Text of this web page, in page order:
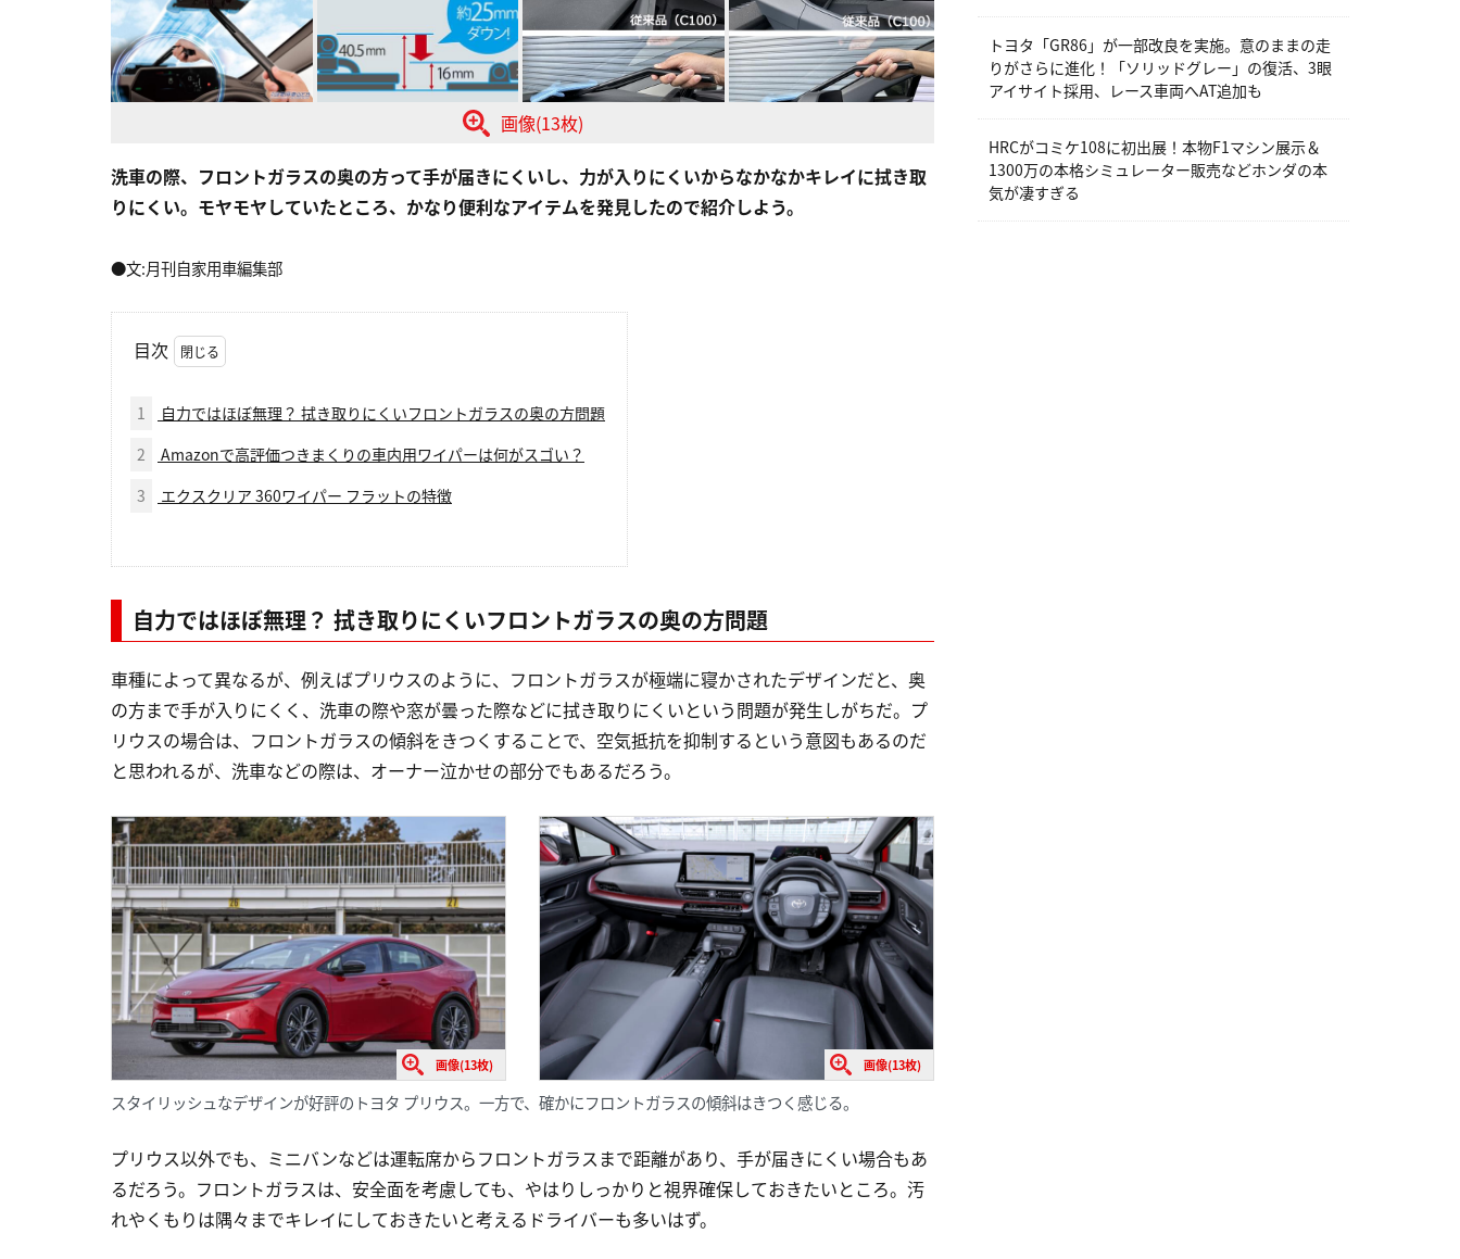
画像(13枚)
洗車の際、フロントガラスの奥の方って手が届きにくいし、力が入りにくいからなかなかキレイに拭き取
りにくい。モヤモヤしていたところ、かなり便利なアイテムを発見したので紹介しよう。
●文:月刊自家用車編集部
目次
1
自力ではほぼ無理？ 拭き取りにくいフロントガラスの奥の方問題
2
Amazonで高評価つきまくりの車内用ワイパーは何がスゴい？
3
エクスクリア 360ワイパー フラットの特徴
自力ではほぼ無理？ 拭き取りにくいフロントガラスの奥の方問題
車種によって異なるが、例えばプリウスのように、フロントガラスが極端に寝かされたデザインだと、奥
の方まで手が入りにくく、洗車の際や窓が曇った際などに拭き取りにくいという問題が発生しがちだ。プ
リウスの場合は、フロントガラスの傾斜をきつくすることで、空気抵抗を抑制するという意図もあるのだ
と思われるが、洗車などの際は、オーナー泣かせの部分でもあるだろう。
画像(13枚) 画像(13枚)
スタイリッシュなデザインが好評のトヨタ プリウス。一方で、確かにフロントガラスの傾斜はきつく感じる。
プリウス以外でも、ミニバンなどは運転席からフロントガラスまで距離があり、手が届きにくい場合もあ
るだろう。フロントガラスは、安全面を考慮しても、やはりしっかりと視界確保しておきたいところ。汚
れやくもりは隅々までキレイにしておきたいと考えるドライバーも多いはず。
トヨタ「GR86」が一部改良を実施。意のままの走
りがさらに進化！「ソリッドグレー」の復活、3眼
アイサイト採用、レース車両へAT追加も
HRCがコミケ108に初出展！本物F1マシン展示＆
1300万の本格シミュレーター販売などホンダの本
気が凄すぎる